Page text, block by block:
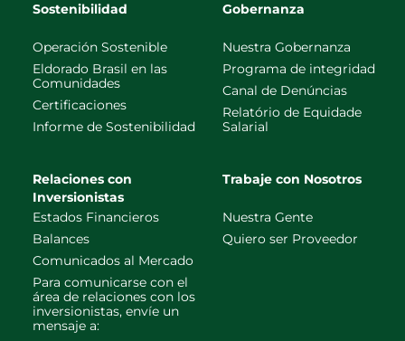
Sostenibilidad
Operación Sostenible
Eldorado Brasil en las
Comunidades
Certificaciones
Informe de Sostenibilidad
Gobernanza
Nuestra Gobernanza
Programa de integridad
Canal de Denúncias
Relatório de Equidade
Salarial
Relaciones con
Inversionistas
Estados Financieros
Balances
Comunicados al Mercado
Para comunicarse con el
área de relaciones con los
inversionistas, envíe un
mensaje a:
Trabaje con Nosotros
Nuestra Gente
Quiero ser Proveedor